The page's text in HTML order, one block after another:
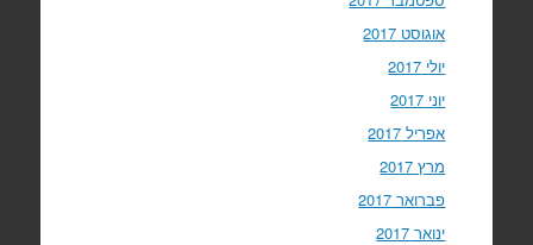
אוגוסט 2017
יולי 2017
יוני 2017
אפריל 2017
מרץ 2017
פברואר 2017
ינואר 2017